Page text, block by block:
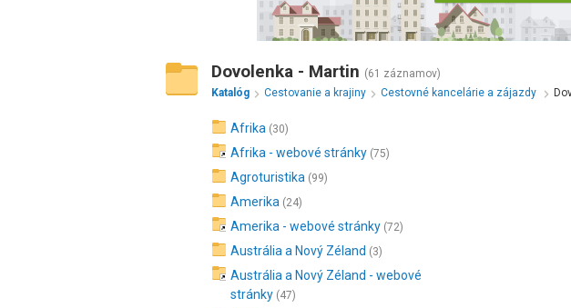
Dovolenka - Martin (61 záznamov)
Katalóg
Cestovanie a krajiny Cestovné kancelárie a zájazdy
Afrika (30)
Afrika - webové stránky (75)
Agroturistika (99)
Amerika (24)
Amerika - webové stránky (72)
Austrália a Nový Zéland (3)
Austrália a Nový Zéland - webové
stránky (47)